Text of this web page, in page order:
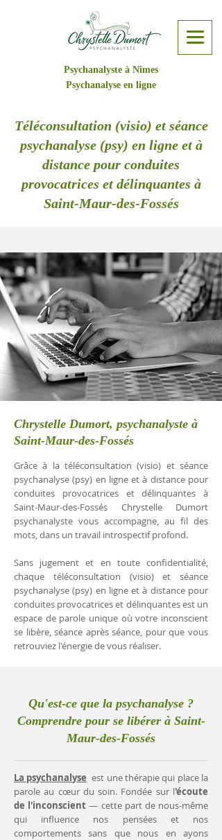
Psychanalyste à Nîmes
Psychanalyse en ligne
Téléconsultation (visio) et séance
psychanalyse (psy) en ligne et à
distance pour conduites
provocatrices et délinquantes à
Saint-Maur-des-Fossés
Chrystelle Dumort, psychanalyste à
Saint-Maur-des-Fossés
Grâce à la téléconsultation (visio) et séance
psychanalyse (psy) en ligne et à distance pour
conduites provocatrices et délinquantes à
Saint-Maur-des-Fossés Chrystelle Dumort
psychanalyste vous accompagne, au fil des
mots, dans un travail introspectif profond.
Sans jugement et en toute confidentialité,
chaque téléconsultation (visio) et séance
psychanalyse (psy) en ligne et à distance pour
conduites provocatrices et délinquantes est un
espace de parole unique où votre inconscient
se libère, séance après séance, pour que vous
retrouviez l'énergie de vous réaliser.
Qu'est-ce que la psychanalyse ?
Comprendre pour se libérer à Saint-
Maur-des-Fossés
La psychanalyse est une thérapie qui place la
parole au cœur du soin. Fondée sur l'écoute
de l'inconscient— cette part de nous-même
qui influence nos pensées et nos
comportements sans que nous en ayons